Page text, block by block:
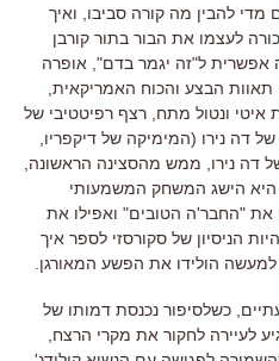
מדי להבין מה קורה סביבו
ואיך
לעצמו את הבור בתור קורבן
אפשרית ל"זה יגמר בדם", אופרה
הבצע והכוח האמריקאית
איטי ונטול מתח רצף רפיטטיבי של
דה נירו (המימיקה של דיקפריו
דה נירו
ממש מהסצינה הראשונה
היא הישג המשחק המשמעותי
את "החבר'ה הטובים" ואפילו את
הניסיון של סקורסזי לספר איך
הולידו את הפשע המאורגן.
כשלסיפור נכנסת דמותו של
לעיירה לחקור את מקרי הרצח